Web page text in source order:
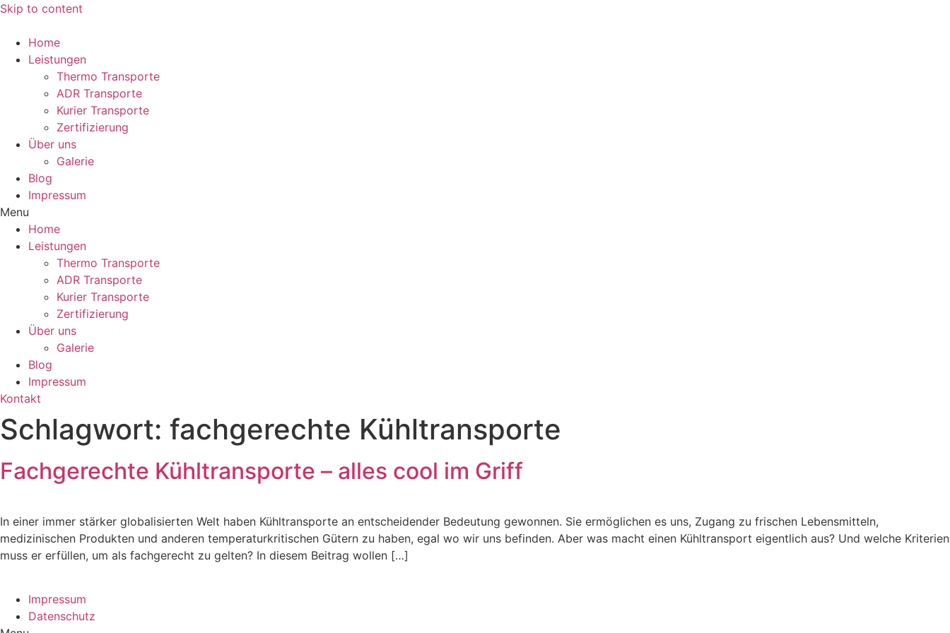
Skip to content
Home
Leistungen
Thermo Transporte
ADR Transporte
Kurier Transporte
Zertifizierung
Über uns
Galerie
Blog
Impressum
Menu
Home
Leistungen
Thermo Transporte
ADR Transporte
Kurier Transporte
Zertifizierung
Über uns
Galerie
Blog
Impressum
Kontakt
Schlagwort: fachgerechte Kühltransporte
Fachgerechte Kühltransporte – alles cool im Griff
In einer immer stärker globalisierten Welt haben Kühltransporte an entscheidender Bedeutung gewonnen. Sie ermöglichen es uns, Zugang zu frischen Lebensmitteln,
medizinischen Produkten und anderen temperaturkritischen Gütern zu haben, egal wo wir uns befinden. Aber was macht einen Kühltransport eigentlich aus? Und welche Kriterien
muss er erfüllen, um als fachgerecht zu gelten? In diesem Beitrag wollen […]
Impressum
Datenschutz